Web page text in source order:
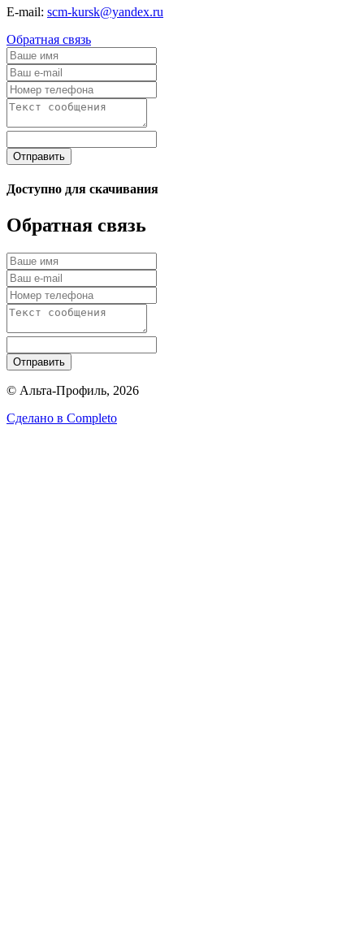
E-mail: scm-kursk@yandex.ru
Обратная связь
Отправить
Доступно для скачивания
Обратная связь
Отправить
© Альта-Профиль, 2026
Сделано в Completo